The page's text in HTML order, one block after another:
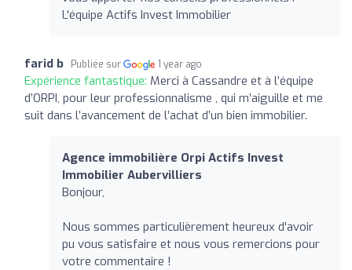
L'équipe Actifs Invest Immobilier
farid b Publiée sur 1 year ago
Expérience fantastique: Merci à Cassandre et à l’équipe
d’ORPI, pour leur professionnalisme , qui m’aiguille et me
suit dans l’avancement de l’achat d’un bien immobilier.
Agence immobilière Orpi Actifs Invest
Immobilier Aubervilliers
Bonjour,
Nous sommes particulièrement heureux d'avoir
pu vous satisfaire et nous vous remercions pour
votre commentaire !